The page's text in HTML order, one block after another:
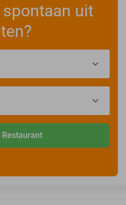
uit
Restaurant